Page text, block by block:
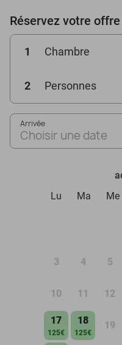
Réservez votre offre
1 Chambre
2 Personnes
Arrivée
Choisir une date
Lu
Ma Me
3 4 5
10 11 12
17
125€
18
125€
19